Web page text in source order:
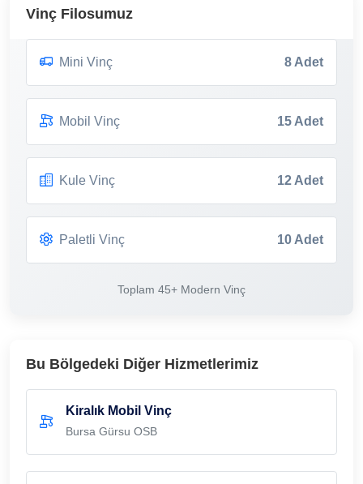
Vinç Filosumuz
Mini Vinç 8 Adet
Mobil Vinç 15 Adet
Kule Vinç 12 Adet
Paletli Vinç 10 Adet
Toplam 45+ Modern Vinç
Bu Bölgedeki Diğer Hizmetlerimiz
Kiralık Mobil Vinç
Bursa Gürsu OSB